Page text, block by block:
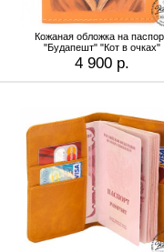
Кожаная обложка на
"Будапешт" "Кот в очках"
4 900 р.